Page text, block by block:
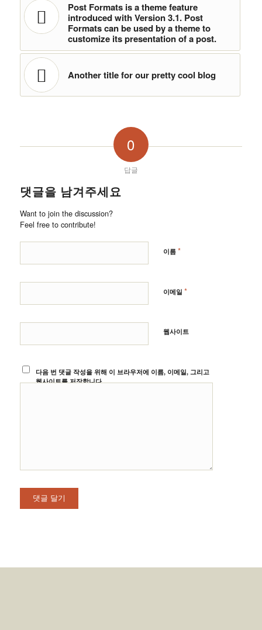
Post Formats is a theme feature
introduced with Version 3.1. Post
Formats can be used by a theme to
customize its presentation of a post.
Another title for our pretty cool blog
0
답글
댓글을 남겨주세요
Want to join the discussion?
Feel free to contribute!
이름 *
이메일 *
웹사이트
다음 번 댓글 작성을 위해 이 브라우저에 이름, 이메일, 그리고
웹사이트를 저장합니다.